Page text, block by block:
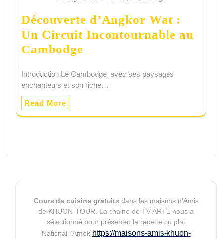
Découverte d’Angkor Wat :
Un Circuit Incontournable au
Cambodge
Introduction Le Cambodge, avec ses paysages
enchanteurs et son riche…
Read More
Cours de cuisine gratuits dans les maisons d'Amis
de KHUON-TOUR. La chaine de TV ARTE nous a
sélectionné pour présenter la recette du plat
National l'Amok https://maisons-amis-khuon-